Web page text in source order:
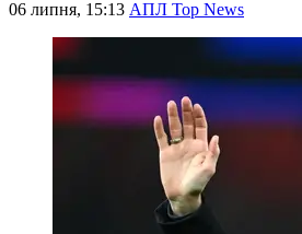
06 липня, 15:13 АПЛ Top News